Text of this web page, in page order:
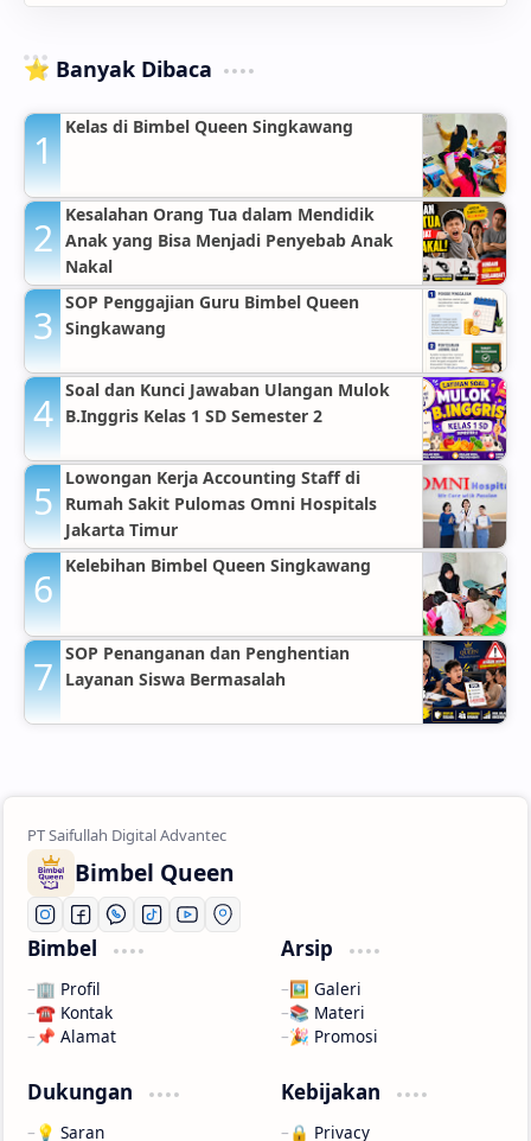
⭐ Banyak Dibaca
Kelas di Bimbel Queen Singkawang
Kesalahan Orang Tua dalam Mendidik
Anak yang Bisa Menjadi Penyebab Anak
Nakal
SOP Penggajian Guru Bimbel Queen
Singkawang
Soal dan Kunci Jawaban Ulangan Mulok
B.Inggris Kelas 1 SD Semester 2
Lowongan Kerja Accounting Staff di
Rumah Sakit Pulomas Omni Hospitals
Jakarta Timur
Kelebihan Bimbel Queen Singkawang
SOP Penanganan dan Penghentian
Layanan Siswa Bermasalah
Bimbel Queen
Bimbel
🏢 Profil
☎️ Kontak
📌 Alamat
Arsip
🖼️ Galeri
📚 Materi
🎉 Promosi
Dukungan
💡 Saran
Kebijakan
🔒 Privacy